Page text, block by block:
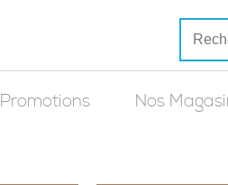
Promotions Nos